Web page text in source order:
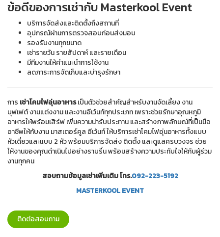
ข้อดีของการเช่ากับ Masterkool Event
บริการจัดส่งและติดตั้งถึงสถานที่
อุปกรณ์ผ่านการตรวจสอบก่อนส่งมอบ
รองรับงานทุกขนาด
เช่ารายวัน รายสัปดาห์ และรายเดือน
มีทีมงานให้คำแนะนำการใช้งาน
ลดภาระการจัดเก็บและบำรุงรักษา
การ เช่าโคมไฟอุ่นอาหารเป็นตัวช่วยสำคัญสำหรับงานจัดเลี้ยง งาน
บุฟเฟต์ งานแต่งงาน และงานอีเว้นท์ทุกประเภท เพราะช่วยรักษาอุณหภูมิ
อาหารให้พร้อมเสิร์ฟ เพิ่มความน่ารับประทาน และสร้างภาพลักษณ์ที่เป็นมือ
อาชีพให้กับงาน มาสเตอร์คูล อีเว้นท์ ให้บริการเช่าโคมไฟอุ่นอาหารทั้งแบบ
หัวเดี่ยวและแบบ 2 หัว พร้อมบริการจัดส่ง ติดตั้ง และดูแลครบวงจร ช่วย
ให้งานของคุณดำเนินไปอย่างราบรื่น พร้อมสร้างความประทับใจให้กับผู้ร่วม
งานทุกคน
สอบถามข้อมูลเช่าเพิ่มเติม โทร.092-223-5192
MASTERKOOLEVENT
ติดต่อสอบถาม